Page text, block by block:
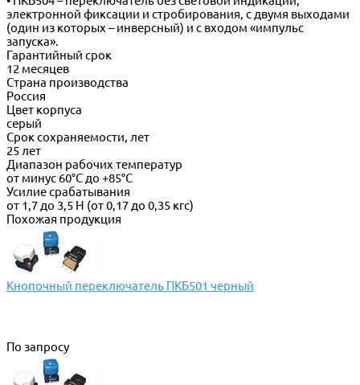
электронной фиксации и стробирования, с двумя выходами
(один из которых – инверсный) и с входом «импульс
запуска».
Гарантийный срок
12 месяцев
Страна производства
Россия
Цвет корпуса
серый
Срок сохраняемости, лет
25 лет
Диапазон рабочих температур
от минус 60°С до +85°С
Усилие срабатывания
от 1,7 до 3,5 Н (от 0,17 до 0,35 кгс)
Похожая продукция
Кнопочный переключатель ПКБ501 черный
По запросу